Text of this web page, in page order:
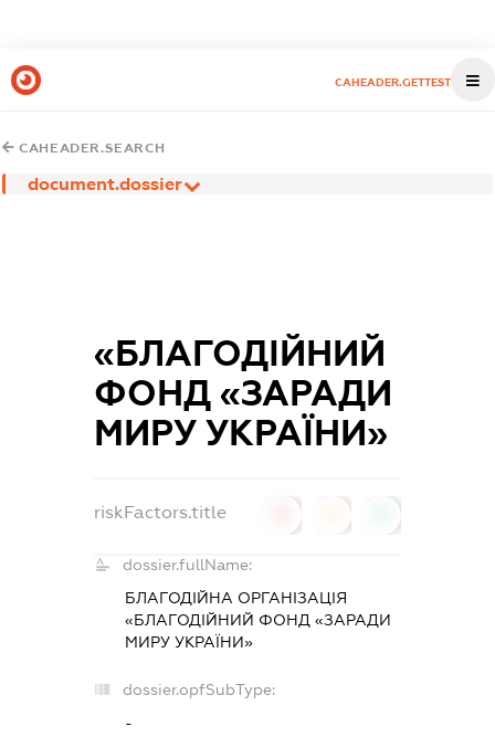
CAHEADER.GETTEST
CAHEADER.SEARCH
document.dossier
«БЛАГОДІЙНИЙ
ФОНД «ЗАРАДИ
МИРУ УКРАЇНИ»
riskFactors.title
dossier.fullName:
БЛАГОДІЙНА ОРГАНІЗАЦІЯ
«БЛАГОДІЙНИЙ ФОНД «ЗАРАДИ
МИРУ УКРАЇНИ»
dossier.opfSubType:
-